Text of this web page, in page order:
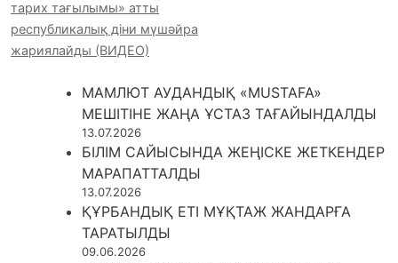
тарих тағылымы» атты
республикалық діни мүшәйра
жариялайды (ВИДЕО)
МАМЛЮТ АУДАНДЫҚ «MUSTAFA»
МЕШІТІНЕ ЖАҢА ҰСТАЗ ТАҒАЙЫНДАЛДЫ
13.07.2026
БІЛІМ САЙЫСЫНДА ЖЕҢІСКЕ ЖЕТКЕНДЕР
МАРАПАТТАЛДЫ
13.07.2026
ҚҰРБАНДЫҚ ЕТІ МҰҚТАЖ ЖАНДАРҒА
ТАРАТЫЛДЫ
09.06.2026